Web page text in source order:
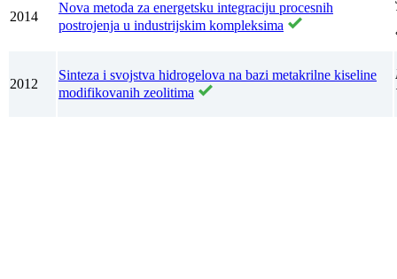
2014
Nova metoda za energetsku integraciju procesnih
postrojenja u industrijskim kompleksima
2012
Sinteza i svojstva hidrogelova na bazi metakrilne kiseline
modifikovanih zeolitima